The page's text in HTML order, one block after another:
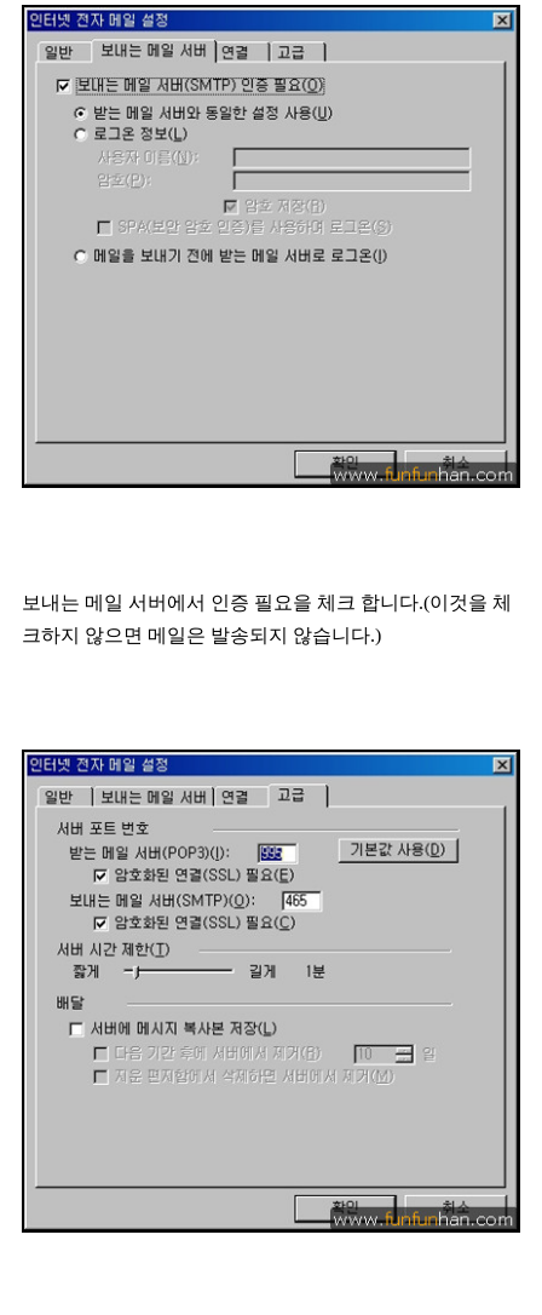
보내는 메일 서버에서 인증 필요을 체크 합니다.(이것을 체
크하지 않으면 메일은 발송되지 않습니다.)